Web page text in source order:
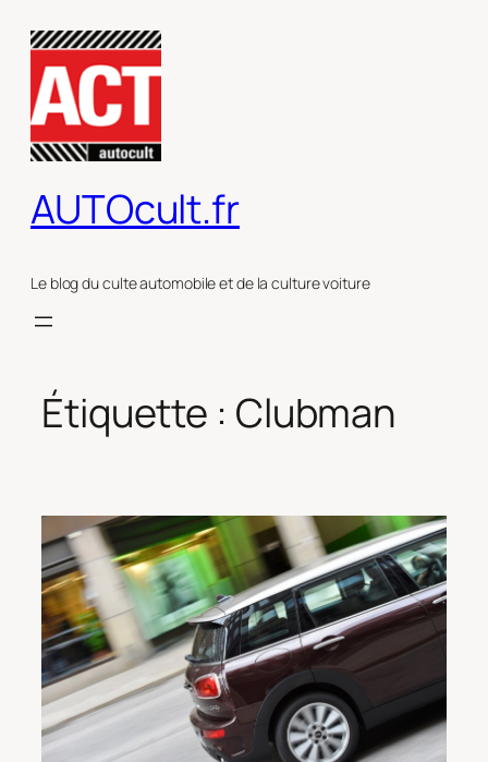
contenu
AUTOcult.fr
Le blog du culte automobile et de la culture voiture
Étiquette : Clubman